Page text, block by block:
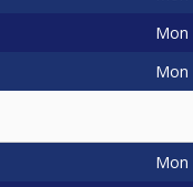
Mon
Mon
Mon